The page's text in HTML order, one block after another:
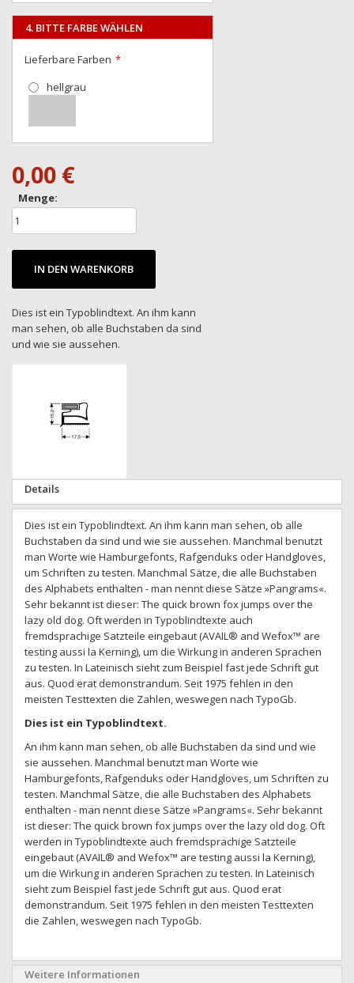
4. BITTE FARBE WÄHLEN
Lieferbare Farben
hellgrau
0,00 €
Menge:
IN DEN WARENKORB
Dies ist ein Typoblindtext. An ihm kann
man sehen, ob alle Buchstaben da sind
und wie sie aussehen.
Bildgalerie
Zum
Anfang
Bildgalerie
springen
Details
Dies ist ein Typoblindtext. An ihm kann man sehen, ob alle
Buchstaben da sind und wie sie aussehen. Manchmal benutzt
man Worte wie Hamburgefonts, Rafgenduks oder Handgloves,
um Schriften zu testen. Manchmal Sätze, die alle Buchstaben
des Alphabets enthalten - man nennt diese Sätze »Pangrams«.
Sehr bekannt ist dieser: The quick brown fox jumps over the
lazy old dog. Oft werden in Typoblindtexte auch
fremdsprachige Satzteile eingebaut (AVAIL® and Wefox™ are
testing aussi la Kerning), um die Wirkung in anderen Sprachen
zu testen. In Lateinisch sieht zum Beispiel fast jede Schrift gut
aus. Quod erat demonstrandum. Seit 1975 fehlen in den
meisten Testtexten die Zahlen, weswegen nach TypoGb.
Dies ist ein Typoblindtext.
An ihm kann man sehen, ob alle Buchstaben da sind und wie
sie aussehen. Manchmal benutzt man Worte wie
Hamburgefonts, Rafgenduks oder Handgloves, um Schriften zu
testen. Manchmal Sätze, die alle Buchstaben des Alphabets
enthalten - man nennt diese Sätze »Pangrams«. Sehr bekannt
ist dieser: The quick brown fox jumps over the lazy old dog. Oft
werden in Typoblindtexte auch fremdsprachige Satzteile
eingebaut (AVAIL® and Wefox™ are testing aussi la Kerning),
um die Wirkung in anderen Sprachen zu testen. In Lateinisch
sieht zum Beispiel fast jede Schrift gut aus. Quod erat
demonstrandum. Seit 1975 fehlen in den meisten Testtexten
die Zahlen, weswegen nach TypoGb.
Weitere Informationen